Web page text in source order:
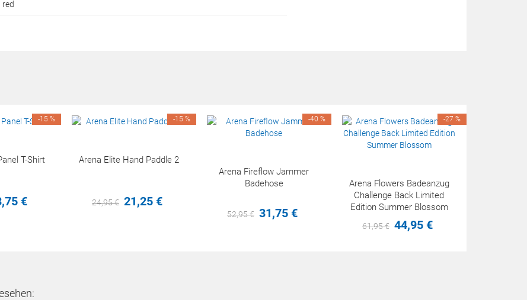
red
T-Shirt
75 €
-15 %
Arena Elite Hand Paddle 2
24,95€ 21,25 €
-15 %
Arena Fireflow Jammer
Badehose
52,95€ 31,75 €
-40 %
Arena Flowers Badeanzug
Challenge Back Limited
Edition Summer Blossom
61,95€ 44,95 €
-27 %